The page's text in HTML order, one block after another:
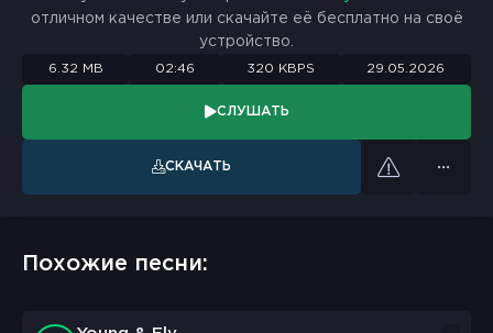
отличном качестве или скачайте её бесплатно на своё
устройство.
6.32 MB 02:46 320 KBPS 29.05.2026
СЛУШАТЬ
СКАЧАТЬ
Похожие песни: